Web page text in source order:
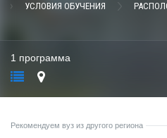
УСЛОВИЯ ОБУЧЕНИЯ
1 программа
Рекомендуем вуз из другого региона